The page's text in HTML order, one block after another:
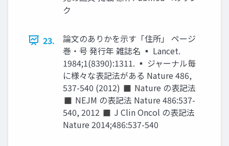
ク
23.
論文のありかを示す「住所」 ページ
巻・号 発行年 雑誌名 ▪ Lancet.
1984;1(8390):1311. ▪ ジャーナル毎
に様々な表記法がある Nature 486,
537-540 (2012) ◼ Nature の表記法
◼ NEJM の表記法 Nature 486:537-
540, 2012 ◼ J Clin Oncol の表記法
Nature 2014;486:537-540